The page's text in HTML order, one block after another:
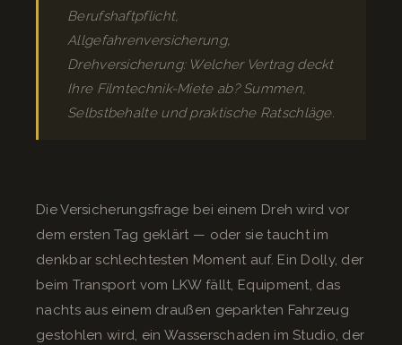
Berufshaftpflicht,
Allgefahrenversicherung,
Drehversicherung: Welcher Vertrag deckt
Ihre Filmtechnik-Miete ab? Summen,
Selbstbehalte und praktische Ratschläge.
Die Versicherungsfrage bei einem Dreh wird vor
dem ersten Tag geklärt — oder sie taucht im
denkbar schlechtesten Moment auf. Ein Dolly, der
beim Transport vom LKW fällt, Equipment, das
nachts aus einem draußen geparkten Fahrzeug
gestohlen wird, ein Wasserschaden im Studio, der